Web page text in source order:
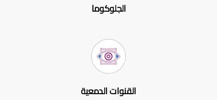
الجلوكوما
القنوات الدمعية